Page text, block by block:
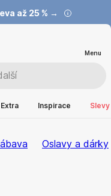
až 25 % →
% →
Menu
Inspirace
Oslavy a dárky